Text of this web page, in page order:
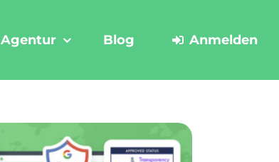
Agentur Blog Anmelden